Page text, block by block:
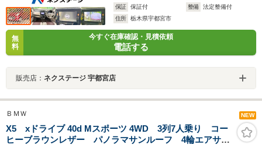
保証
保証付 整備
法定整備付
住所
栃木県宇都宮市
無
料
今すぐ在庫確認・見積依頼
電話する
販売店： ネクステージ 宇都宮店
ＢＭＷ NEW
X5 xドライブ 40d Mスポーツ 4WD 3列7人乗り コー
ヒーブラウンレザー パノラマサンルーフ 4輪エアサス